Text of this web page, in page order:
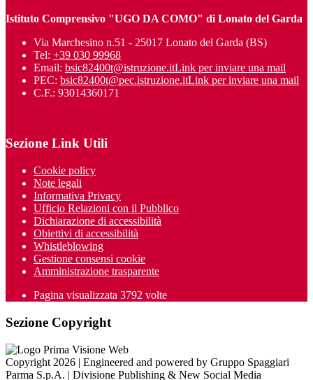
Istituto Comprensivo "UGO DA COMO" di Lonato del Garda
Via Marchesino n.51 - 25017 Lonato del Garda (BS)
Tel: +39 030 99968
Email: bsic82400t@istruzione.itLink per inviare una mail
PEC: bsic82400t@pec.istruzione.itLink per inviare una mail
C.F.: 93014360171
Sezione Link Utili
Cookie policy
Note legali
Informativa Privacy
Ufficio Relazioni con il Pubblico
Dichiarazione di accessibilità
Obiettivi di accessibilità
Whistleblowing
Gestione consensi cookie
Amministrazione trasparente
Pagina visualizzata 3792 volte
Sezione Copyright
Copyright 2026 | Engineered and powered by Gruppo Spaggiari
Parma S.p.A. | Divisione Publishing & New Social Media